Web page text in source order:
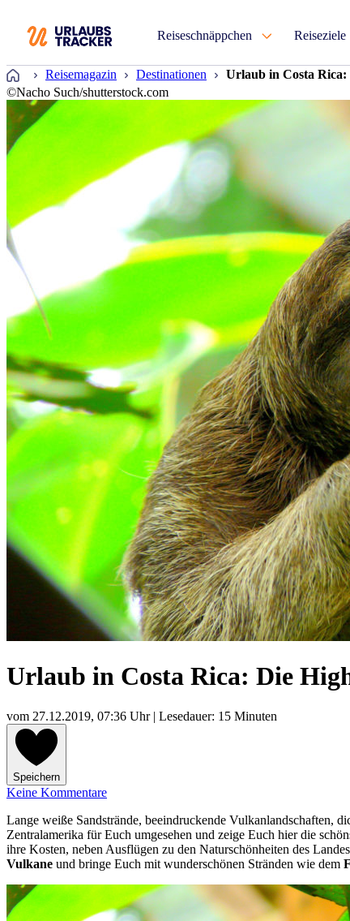
Reiseschnäppchen Reiseziele
Startseite
Reisemagazin Destinationen
Urlaub in Costa Rica:
©Nacho Such/shutterstock.com
Urlaub in Costa Rica: Die
vom 27.12.2019, 07:36 Uhr| Lesedauer: 15 Minuten
Speichern
Keine Kommentare
Lange weiße Sandstrände, beeindruckende Vulkanlandschaften,
Zentralamerika für Euch umgesehen und zeige Euch hier die
ihre Kosten, neben Ausflügen zu den Naturschönheiten des
Vulkane und bringe Euch mit wunderschönen Stränden wie dem